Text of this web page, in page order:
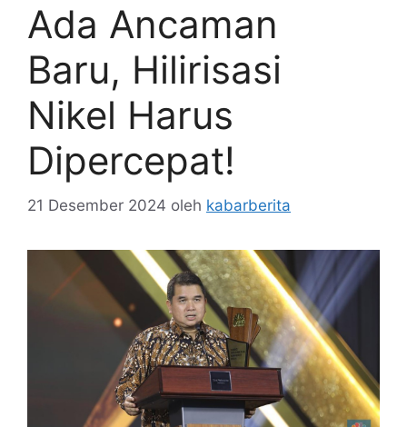
Ada Ancaman
Baru, Hilirisasi
Nikel Harus
Dipercepat!
21 Desember 2024 oleh kabarberita